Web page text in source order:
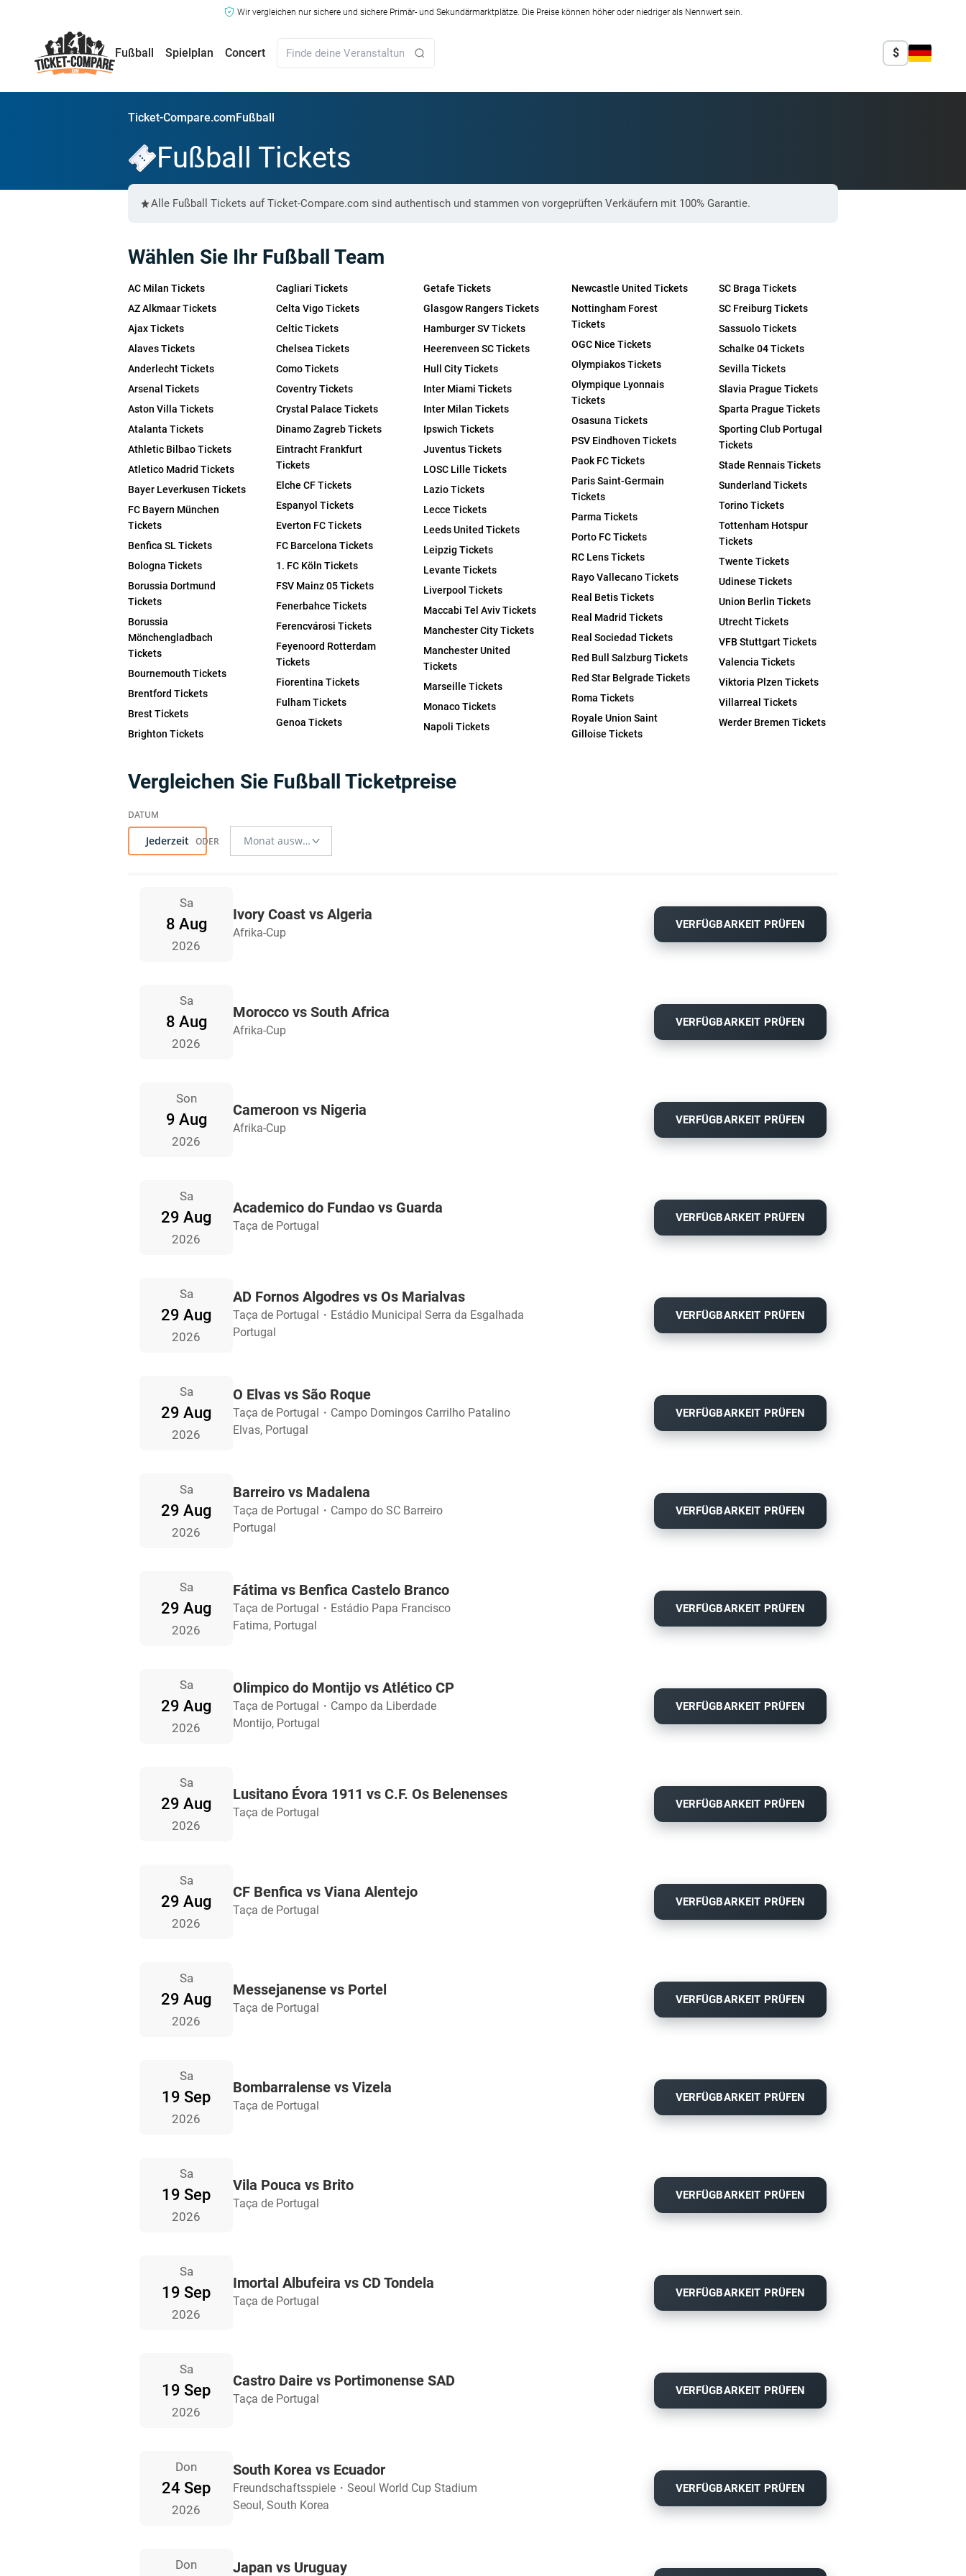
Wir vergleichen nur sichere und sichere Primär- und Sekundärmarktplätze. Die Preise können höher oder niedriger als Nennwert sein.
Fußball Spielplan Concert $
Ticket-Compare.comFußball
Fußball Tickets
Alle Fußball Tickets auf Ticket-Compare.com sind authentisch und stammen von vorgeprüften Verkäufern mit 100% Garantie.
Wählen Sie Ihr Fußball Team
AC Milan Tickets
AZ Alkmaar Tickets
Ajax Tickets
Alaves Tickets
Anderlecht Tickets
Arsenal Tickets
Aston Villa Tickets
Atalanta Tickets
Athletic Bilbao Tickets
Atletico Madrid Tickets
Bayer Leverkusen Tickets
FC Bayern München
Tickets
Benfica SL Tickets
Bologna Tickets
Borussia Dortmund
Tickets
Borussia
Mönchengladbach
Tickets
Bournemouth Tickets
Brentford Tickets
Brest Tickets
Brighton Tickets
Cagliari Tickets
Celta Vigo Tickets
Celtic Tickets
Chelsea Tickets
Como Tickets
Coventry Tickets
Crystal Palace Tickets
Dinamo Zagreb Tickets
Eintracht Frankfurt
Tickets
Elche CF Tickets
Espanyol Tickets
Everton FC Tickets
FC Barcelona Tickets
1. FC Köln Tickets
FSV Mainz 05 Tickets
Fenerbahce Tickets
Ferencvárosi Tickets
Feyenoord Rotterdam
Tickets
Fiorentina Tickets
Fulham Tickets
Genoa Tickets
Getafe Tickets
Glasgow Rangers Tickets
Hamburger SV Tickets
Heerenveen SC Tickets
Hull City Tickets
Inter Miami Tickets
Inter Milan Tickets
Ipswich Tickets
Juventus Tickets
LOSC Lille Tickets
Lazio Tickets
Lecce Tickets
Leeds United Tickets
Leipzig Tickets
Levante Tickets
Liverpool Tickets
Maccabi Tel Aviv Tickets
Manchester City Tickets
Manchester United
Tickets
Marseille Tickets
Monaco Tickets
Napoli Tickets
Newcastle United Tickets
Nottingham Forest
Tickets
OGC Nice Tickets
Olympiakos Tickets
Olympique Lyonnais
Tickets
Osasuna Tickets
PSV Eindhoven Tickets
Paok FC Tickets
Paris Saint-Germain
Tickets
Parma Tickets
Porto FC Tickets
RC Lens Tickets
Rayo Vallecano Tickets
Real Betis Tickets
Real Madrid Tickets
Real Sociedad Tickets
Red Bull Salzburg Tickets
Red Star Belgrade Tickets
Roma Tickets
Royale Union Saint
Gilloise Tickets
SC Braga Tickets
SC Freiburg Tickets
Sassuolo Tickets
Schalke 04 Tickets
Sevilla Tickets
Slavia Prague Tickets
Sparta Prague Tickets
Sporting Club Portugal
Tickets
Stade Rennais Tickets
Sunderland Tickets
Torino Tickets
Tottenham Hotspur
Tickets
Twente Tickets
Udinese Tickets
Union Berlin Tickets
Utrecht Tickets
VFB Stuttgart Tickets
Valencia Tickets
Viktoria Plzen Tickets
Villarreal Tickets
Werder Bremen Tickets
Vergleichen Sie Fußball Ticketpreise
Jederzeit
Sa
8 Aug
2026
Ivory Coast vs Algeria
Afrika-Cup
VERFÜGBARKEIT PRÜFEN
Sa
8 Aug
2026
Morocco vs South Africa
Afrika-Cup
VERFÜGBARKEIT PRÜFEN
Son
9 Aug
2026
Cameroon vs Nigeria
Afrika-Cup
VERFÜGBARKEIT PRÜFEN
Sa
29 Aug
2026
Academico do Fundao vs Guarda
Taça de Portugal
VERFÜGBARKEIT PRÜFEN
Sa
29 Aug
2026
AD Fornos Algodres vs Os Marialvas
Taça de Portugal ・ Estádio Municipal Serra da Esgalhada
Portugal
VERFÜGBARKEIT PRÜFEN
Sa
29 Aug
2026
O Elvas vs São Roque
Taça de Portugal ・ Campo Domingos Carrilho Patalino
Elvas, Portugal
VERFÜGBARKEIT PRÜFEN
Sa
29 Aug
2026
Barreiro vs Madalena
Taça de Portugal ・ Campo do SC Barreiro
Portugal
VERFÜGBARKEIT PRÜFEN
Sa
29 Aug
2026
Fátima vs Benfica Castelo Branco
Taça de Portugal ・ Estádio Papa Francisco
Fatima, Portugal
VERFÜGBARKEIT PRÜFEN
Sa
29 Aug
2026
Olimpico do Montijo vs Atlético CP
Taça de Portugal ・ Campo da Liberdade
Montijo, Portugal
VERFÜGBARKEIT PRÜFEN
Sa
29 Aug
2026
Lusitano Évora 1911 vs C.F. Os Belenenses
Taça de Portugal
VERFÜGBARKEIT PRÜFEN
Sa
29 Aug
2026
CF Benfica vs Viana Alentejo
Taça de Portugal
VERFÜGBARKEIT PRÜFEN
Sa
29 Aug
2026
Messejanense vs Portel
Taça de Portugal
VERFÜGBARKEIT PRÜFEN
Sa
19 Sep
2026
Bombarralense vs Vizela
Taça de Portugal
VERFÜGBARKEIT PRÜFEN
Sa
19 Sep
2026
Vila Pouca vs Brito
Taça de Portugal
VERFÜGBARKEIT PRÜFEN
Sa
19 Sep
2026
Imortal Albufeira vs CD Tondela
Taça de Portugal
VERFÜGBARKEIT PRÜFEN
Sa
19 Sep
2026
Castro Daire vs Portimonense SAD
Taça de Portugal
VERFÜGBARKEIT PRÜFEN
Don
24 Sep
2026
South Korea vs Ecuador
Freundschaftsspiele ・ Seoul World Cup Stadium
Seoul, South Korea
VERFÜGBARKEIT PRÜFEN
Don Japan vs Uruguay